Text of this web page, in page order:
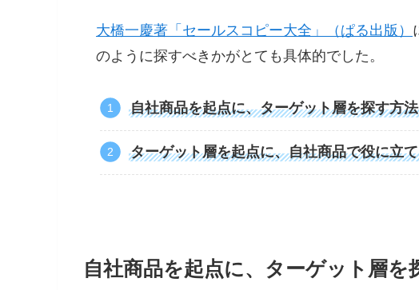
大橋一慶著「セールスコピー大全」（ぱる出版）
のように探すべきかがとても具体的でした。
自社商品を起点に、ターゲット層を探す方法
ターゲット層を起点に、自社商品で役に立
自社商品を起点に、ターゲット層を